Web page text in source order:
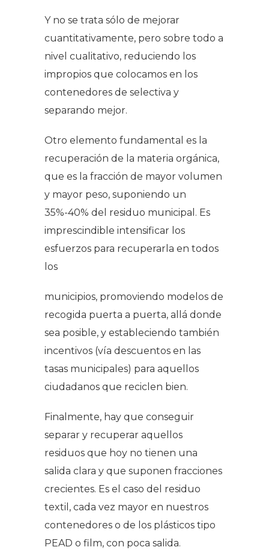
Y no se trata sólo de mejorar
cuantitativamente, pero sobre todo a
nivel cualitativo, reduciendo los
impropios que colocamos en los
contenedores de selectiva y
separando mejor.
Otro elemento fundamental es la
recuperación de la materia orgánica,
que es la fracción de mayor volumen
y mayor peso, suponiendo un
35%-40% del residuo municipal. Es
imprescindible intensificar los
esfuerzos para recuperarla en todos
los
municipios, promoviendo modelos de
recogida puerta a puerta, allá donde
sea posible, y estableciendo también
incentivos (vía descuentos en las
tasas municipales) para aquellos
ciudadanos que reciclen bien.
Finalmente, hay que conseguir
separar y recuperar aquellos
residuos que hoy no tienen una
salida clara y que suponen fracciones
crecientes. Es el caso del residuo
textil, cada vez mayor en nuestros
contenedores o de los plásticos tipo
PEAD o film, con poca salida.